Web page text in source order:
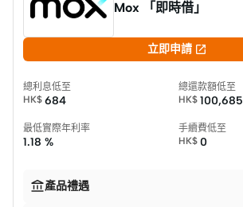
Mox 「即時借」
立即申請 
總利息低至
HK$ 684
總還款額低至
HK$ 100,685
最低實際年利率
1.18 %
手續費低至
HK$ 0
產品禮遇